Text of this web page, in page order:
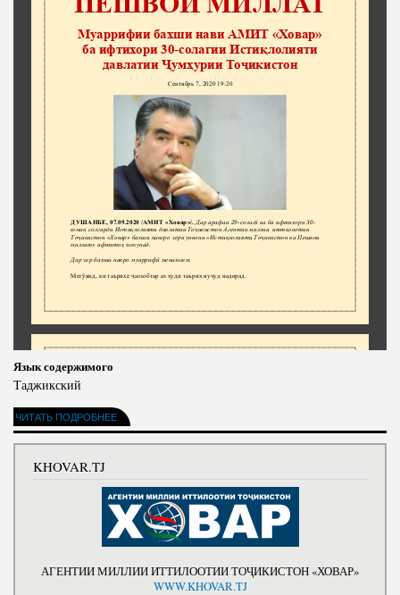
Язык содержимого
Таджикский
ЧИТАТЬ ПОДРОБНЕЕ
KHOVAR.TJ
АГЕНТИИ МИЛЛИИ ИТТИЛООТИИ ТОҶИКИСТОН «ХОВАР»
WWW.KHOVAR.TJ